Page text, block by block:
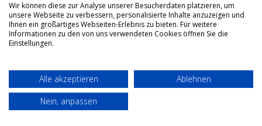
Bottom menu
Wir können diese zur Analyse unserer Besucherdaten platzieren, um
unsere Webseite zu verbessern, personalisierte Inhalte anzuzeigen und
Ihnen ein großartiges Webseiten-Erlebnis zu bieten. Für weitere
Informationen zu den von uns verwendeten Cookies öffnen Sie die
Einstellungen.
Alle akzeptieren
Ablehnen
Nein, anpassen